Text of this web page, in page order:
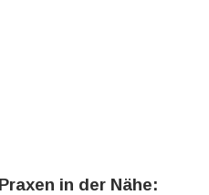
in der Nähe: